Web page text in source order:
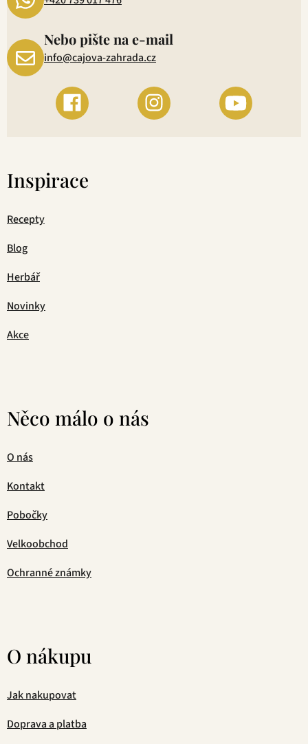
Nebo pište na e-mail
info@cajova-zahrada.cz
Inspirace
Recepty
Blog
Herbář
Novinky
Akce
Něco málo o nás
O nás
Kontakt
Pobočky
Velkoobchod
Ochranné známky
O nákupu
Jak nakupovat
Doprava a platba